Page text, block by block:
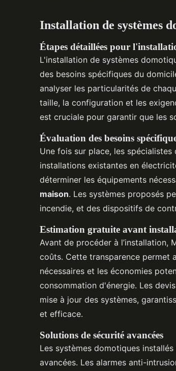
Installation de systèmes
Étapes détaillées pour
L'installation de systèmes
des besoins spécifiques du
analyser les particularités de
taille, la configuration et les
est cruciale pour garantir que les
Évaluation des besoins
Une fois sur place, les
installations existantes en
déterminer les équipements
maison. Les systèmes proposés
incendie, et des dispositifs de
Estimation gratuite avant
Avant de procéder à l’installation,
coûts. Cette transparence permet
nécessaires et les économies
consommation d'énergie. Les
mise à jour des systèmes,
et efficace.
Solutions de sécurité avancées
Les systèmes domotiques
avancées. Les alarmes anti-